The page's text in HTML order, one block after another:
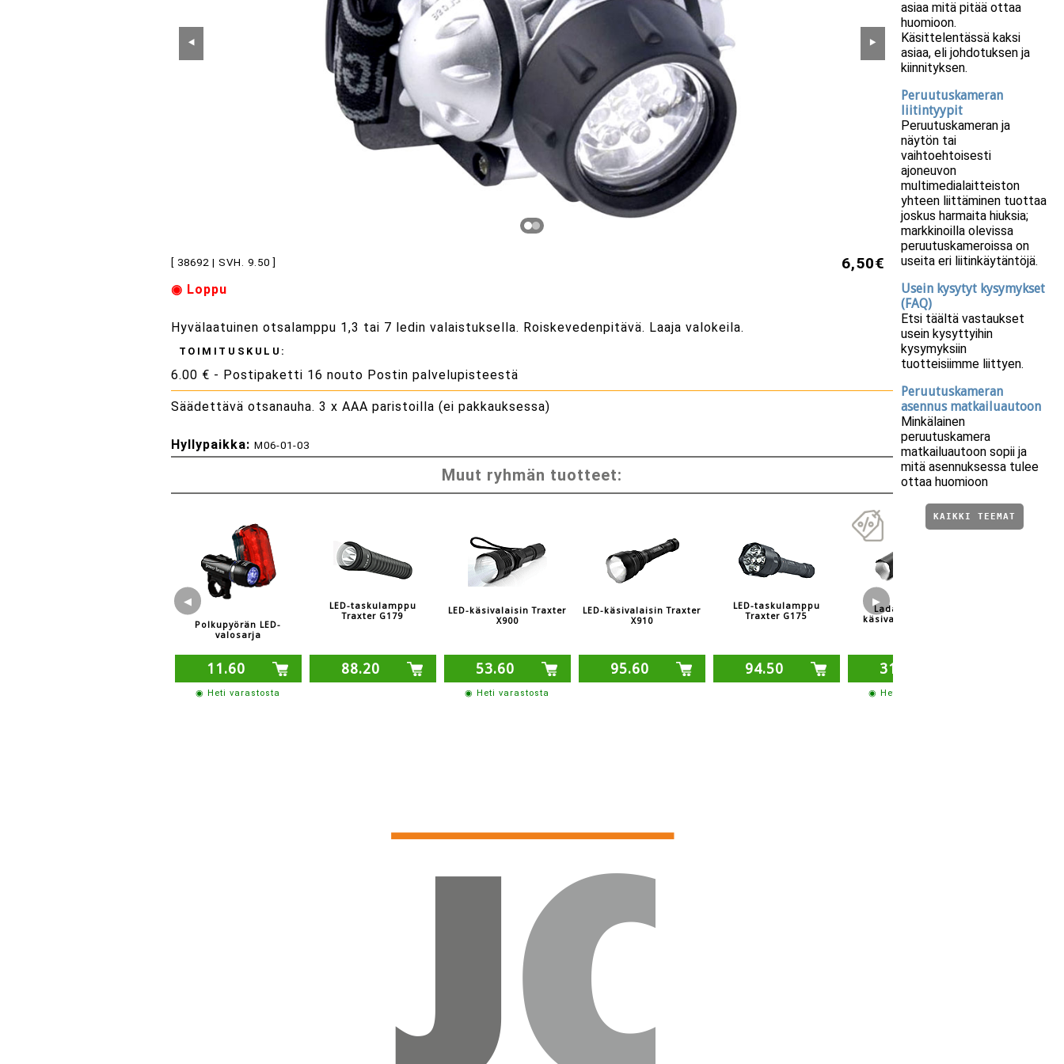
⯇ ⯈
[ 38692 | SVH. 9.50 ] 6,50€
◉ Loppu
Hyvälaatuinen otsalamppu 1,3 tai 7 ledin valaistuksella. Roiskevedenpitävä. Laaja valokeila.
TOIMITUSKULU:
6.00 € - Postipaketti 16 nouto Postin palvelupisteestä
Säädettävä otsanauha. 3 x AAA paristoilla (ei pakkauksessa)
Hyllypaikka: M06-01-03
Muut ryhmän tuotteet:
◀
Polkupyörän LED-
valosarja
11.60
◉ Heti varastosta
LED-taskulamppu
Traxter G179
88.20
LED-käsivalaisin Traxter
X900
53.60
◉ Heti varastosta
LED-käsivalaisin Traxter
X910
95.60
LED-taskulamppu
Traxter G175
94.50
(50.40)
Ladattava LED-
käsivalaisin Traxter
31.50
◉ Heti varastosta
▶
asiaa mitä pitää ottaa
huomioon.
Käsittelentässä kaksi
asiaa, eli johdotuksen ja
kiinnityksen.
Peruutuskameran
liitintyypit
Peruutuskameran ja
näytön tai
vaihtoehtoisesti
ajoneuvon
multimedialaitteiston
yhteen liittäminen tuottaa
joskus harmaita hiuksia;
markkinoilla olevissa
peruutuskameroissa on
useita eri liitinkäytäntöjä.
Usein kysytyt kysymykset
(FAQ)
Etsi täältä vastaukset
usein kysyttyihin
kysymyksiin
tuotteisiimme liittyen.
Peruutuskameran
asennus matkailuautoon
Minkälainen
peruutuskamera
matkailuautoon sopii ja
mitä asennuksessa tulee
ottaa huomioon
KAIKKI TEEMAT